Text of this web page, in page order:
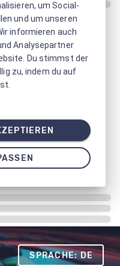
SPRACHE: DE
um Social-
und um unseren
informieren auch
Analysepartner
Du stimmst der
zu, indem du auf